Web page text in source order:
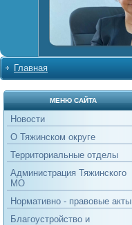
Главная
МЕНЮ САЙТА
Новости
О Тяжинском округе
Территориальные отделы
Администрация Тяжинского
МО
Нормативно - правовые акты
Благоустройство и